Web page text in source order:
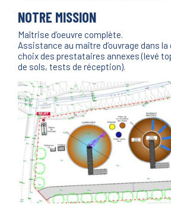
NOTRE MISSION
Maîtrise d’oeuvre complète.
Assistance au maître d’ouvrage dans
choix des prestataires annexes (levé
de sols, tests de réception).